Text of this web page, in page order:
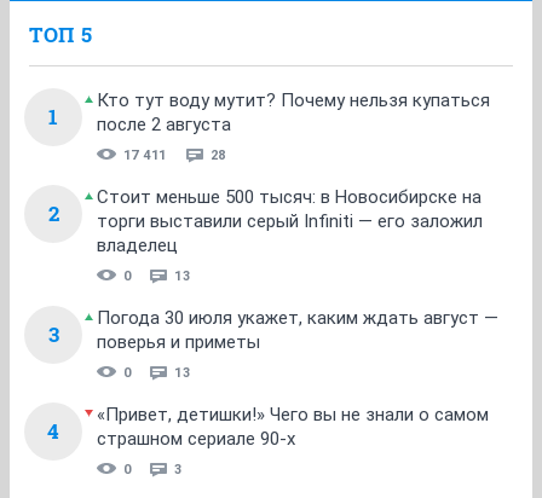
ТОП 5
1
Кто тут воду мутит? Почему нельзя купаться
после 2 августа
17 411 28
2
Стоит меньше 500 тысяч: в Новосибирске на
торги выставили серый Infiniti — его заложил
владелец
0 13
3
Погода 30 июля укажет, каким ждать август —
поверья и приметы
0 13
4
«Привет, детишки!» Чего вы не знали о самом
страшном сериале 90-х
0 3